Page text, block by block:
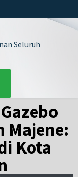
Seluruh
Majene:
Kota